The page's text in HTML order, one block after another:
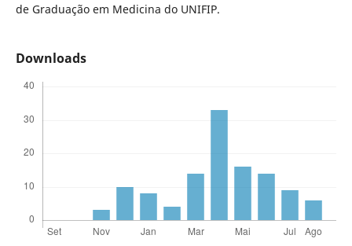
de Graduação em Medicina do UNIFIP.
Downloads